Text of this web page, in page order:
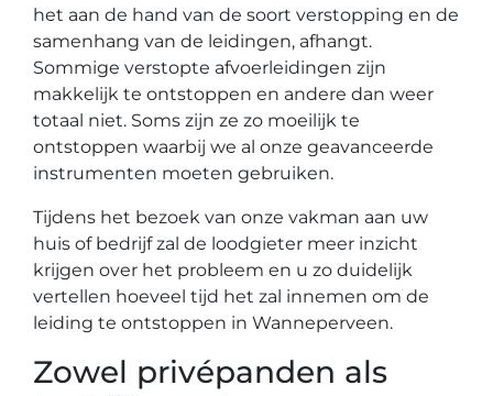
het aan de hand van de soort verstopping en de
samenhang van de leidingen, afhangt.
Sommige verstopte afvoerleidingen zijn
makkelijk te ontstoppen en andere dan weer
totaal niet. Soms zijn ze zo moeilijk te
ontstoppen waarbij we al onze geavanceerde
instrumenten moeten gebruiken.
Tijdens het bezoek van onze vakman aan uw
huis of bedrijf zal de loodgieter meer inzicht
krijgen over het probleem en u zo duidelijk
vertellen hoeveel tijd het zal innemen om de
leiding te ontstoppen in Wanneperveen.
Zowel privépanden als